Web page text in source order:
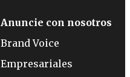
Anuncie con nosotros
Brand Voice
Empresariales